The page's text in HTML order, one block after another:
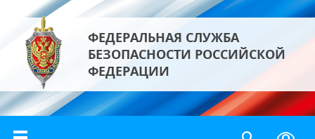
ФЕДЕРАЛЬНАЯ СЛУЖБА
БЕЗОПАСНОСТИ РОССИЙСКОЙ
ФЕДЕРАЦИИ